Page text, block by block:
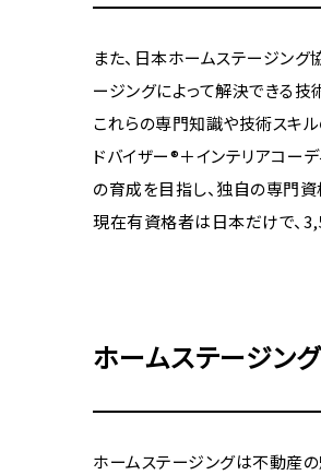
また、日本ホームステージン
ージングによって解決できる技
これらの専門知識や技術スキ
ドバイザー®＋インテリアコー
の育成を目指し、独自の専門資
現在有資格者は日本だけで、
ホームステージン
ホームステージングは不動産